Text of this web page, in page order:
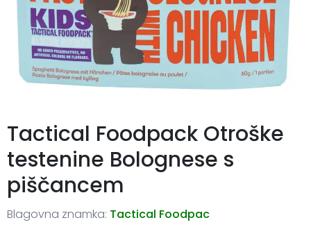
Tactical Foodpack Otroške
testenine Bolognese s
piščancem
Blagovna znamka: Tactical Foodpac